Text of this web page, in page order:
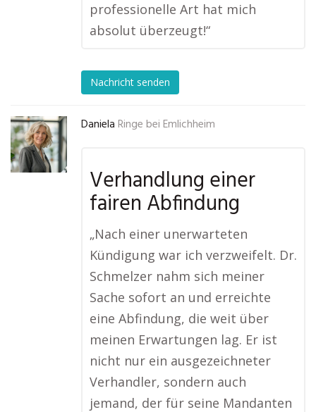
professionelle Art hat mich
absolut überzeugt!“
Nachricht senden
Daniela Ringe bei Emlichheim
Verhandlung einer
fairen Abfindung
„Nach einer unerwarteten
Kündigung war ich verzweifelt. Dr.
Schmelzer nahm sich meiner
Sache sofort an und erreichte
eine Abfindung, die weit über
meinen Erwartungen lag. Er ist
nicht nur ein ausgezeichneter
Verhandler, sondern auch
jemand, der für seine Mandanten